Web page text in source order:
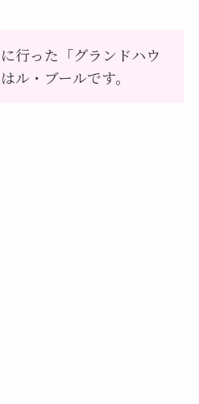
行った「グランドハウ
ル・ブールです。